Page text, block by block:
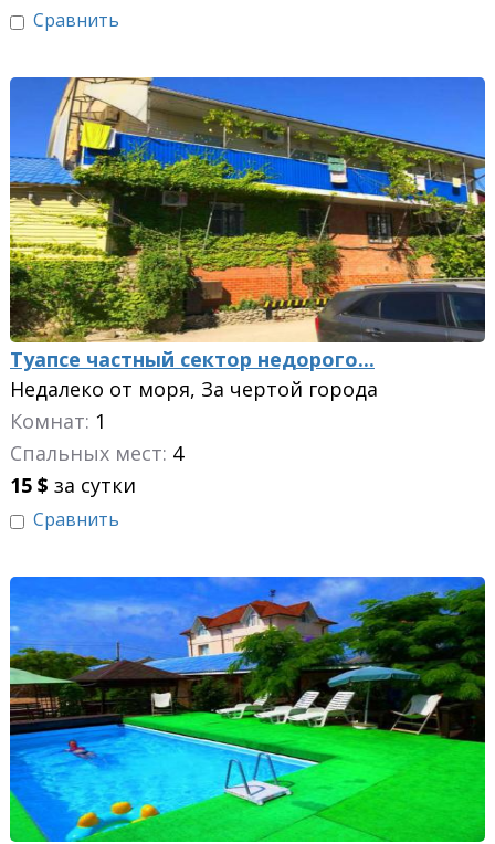
Сравнить
Туапсе частный сектор недорого...
Недалеко от моря, За чертой города
Комнат: 1
Спальных мест: 4
15 $ за сутки
Сравнить